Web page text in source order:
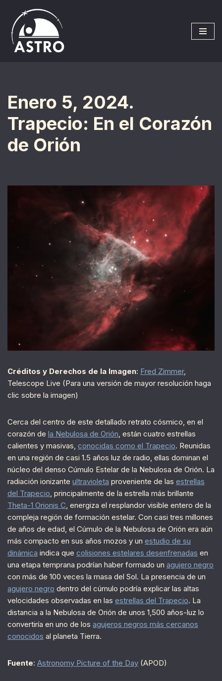
Saltar
al
contenido
Enero 5, 2024.
Trapecio: En el Corazón
de Orión
Créditos y Derechos de la Imagen: Fred Zimmer,
Telescope Live (Para una versión de mayor resolución haga
clic sobre la imagen)
Cerca del centro de este detallado retrato cósmico, en el
corazón de la Nebulosa de Orión , están cuatro estrellas
calientes y masivas, conocidas como el Trapecio. Reunidas
en una región de casi 1.5 años luz de radio, ellas dominan el
núcleo del denso Cúmulo Estelar de la Nebulosa de Orión. La
radiación ionizante ultravioleta proveniente de las estrellas
del Trapecio , principalmente de la estrella más brillante
Theta-1 Orionis C , energiza el resplandor visible entero de la
compleja región de formación estelar. Con casi tres millones
de años de edad, el Cúmulo de la Nebulosa de Orión era aún
más compacto en sus años mozos y un estudio de su
dinámica indica que colisiones estelares desenfrenadas en
una etapa temprana podrían haber formado un agujero negro
con más de 100 veces la masa del Sol. La presencia de un
agujero negro dentro del cúmulo podría explicar las altas
velocidades observadas en las estrellas del Trapecio. La
distancia a la Nebulosa de Orión de unos 1,500 años-luz lo
convertiría en uno de los agujeros negros más cercanos
conocidos al planeta Tierra.
Fuente: Astronomy Picture of the Day (APOD)